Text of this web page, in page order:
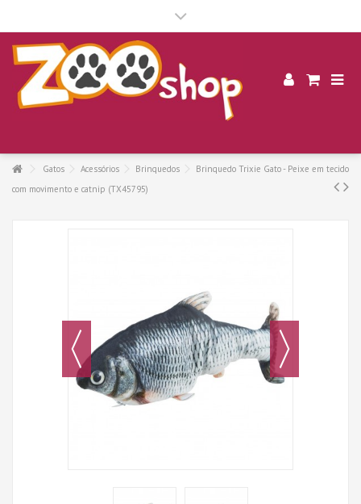
Gatos Acessórios Brinquedos
Brinquedo Trixie Gato - Peixe em tecido
com movimento e catnip (TX45795)